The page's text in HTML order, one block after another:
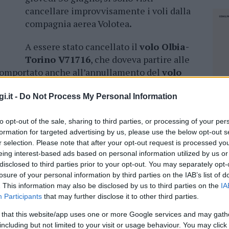
- Do Not Process My Personal Information
opt-out of the sale, sharing to third parties, or processing of your
for targeted advertising by us, please use the below opt-out
selection. Please note that after your opt-out request is processed
interest-based ads based on personal information utilized by us
to third parties prior to your opt-out. You may separately
of your personal information by third parties on the IAB’s list of
This information may also be disclosed by us to third parties on the
Participants that may further disclose it to other third parties.
that this website/app uses one or more Google services and may
but not limited to your visit or usage behaviour. You may
cancellare improvvisamente i voli dalla
compagnia aerea Volotea.
A essere stato cancellato il volo Olbia-
Torino V71716, che doveva partire alle
anche all’annullamento del volo
da ItaliaRimborso, potrebbero
, prevista dal Regolamento Comunitario
Olbia Torino e ritorno, per attivare
procedere con la richiesta di
possono farlo attraverso la compilazione
del sito web italiarimborso.it.